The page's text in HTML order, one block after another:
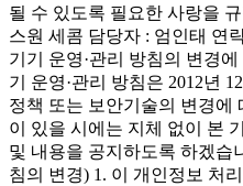
될 수 있도록 필요한 사랑을
스원 세콤 담당자 : 엄인태 연
기기 운영·관리 방침의 변경
기 운영·관리 방침은 2012년
정책 또는 보안기술의 변경에
이 있을 시에는 지체 없이 본
및 내용을 공지하도록 하겠습
침의 변경) 1. 이 개인정보 처